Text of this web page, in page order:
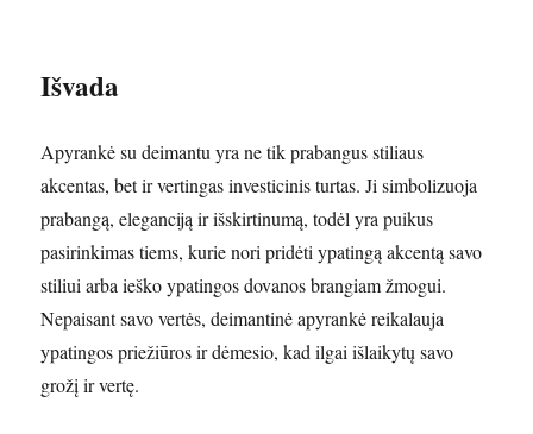
Išvada
Apyrankė su deimantu yra ne tik prabangus stiliaus
akcentas, bet ir vertingas investicinis turtas. Ji simbolizuoja
prabangą, eleganciją ir išskirtinumą, todėl yra puikus
pasirinkimas tiems, kurie nori pridėti ypatingą akcentą savo
stiliui arba ieško ypatingos dovanos brangiam žmogui.
Nepaisant savo vertės, deimantinė apyrankė reikalauja
ypatingos priežiūros ir dėmesio, kad ilgai išlaikytų savo
grožį ir vertę.